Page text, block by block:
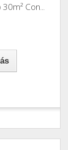
Con...